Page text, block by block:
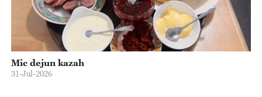
Mic dejun kazah
31-Jul-2026